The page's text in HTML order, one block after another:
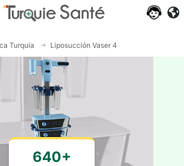
Turquía Liposucción Vaser 4D
640+